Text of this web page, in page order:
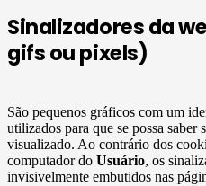
Sinalizadores da
gifs ou pixels)
São pequenos gráficos com um
utilizados para que se possa saber
visualizado. Ao contrário dos
computador do Usuário, os
invisivelmente embutidos nas